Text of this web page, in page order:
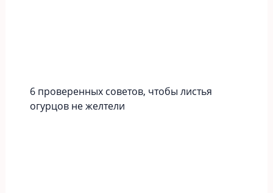
6 проверенных советов, чтобы листья
огурцов не желтели